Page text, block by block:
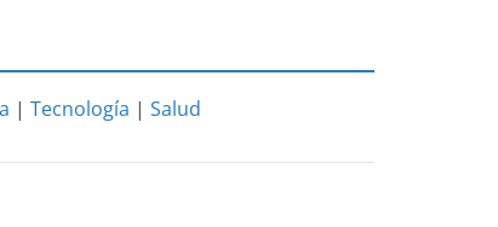
| Tecnología | Salud